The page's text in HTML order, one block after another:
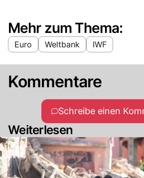
Mehr zum Thema:
Euro Weltbank IWF
Kommentare
Schreibe einen
Weiterlesen